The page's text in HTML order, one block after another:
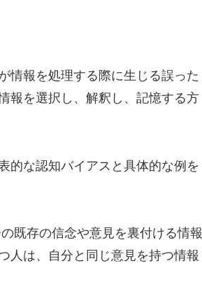
情報を処理する際に生じる誤った
報を選択し、解釈し、記憶する方
的な認知バイアスと具体的な例を
既存の信念や意見を裏付ける情報
人は、自分と同じ意見を持つ情報